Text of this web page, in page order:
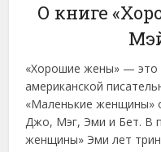
О книге
«Хорошие жены» — это
американской
«Маленькие женщины»
Джо, Мэг, Эми и Бет. В
женщины» Эми лет